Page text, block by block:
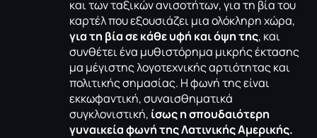
και των ταξικών ανισοτήτων, για τη βία του
καρτέλ που εξουσιάζει μια ολόκληρη χώρα,
για τη βία σε κάθε υφή και όψη της, και
συνθέτει ένα μυθιστόρημα μικρής έκτασης
μα μέγιστης λογοτεχνικής αρτιότητας και
πολιτικής σημασίας. Η φωνή της είναι
εκκωφαντική, συναισθηματικά
συγκλονιστική, ίσως η σπουδαιότερη
γυναικεία φωνή της Λατινικής Αμερικής.